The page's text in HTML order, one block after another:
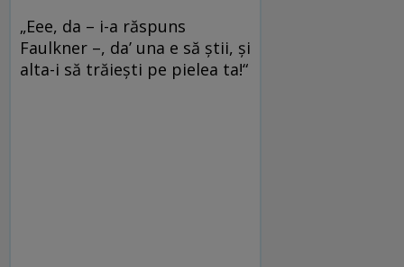
„Eee, da – i-a răspuns
Faulkner –, da’ una e să știi, și
alta-i să trăiești pe pielea ta!“